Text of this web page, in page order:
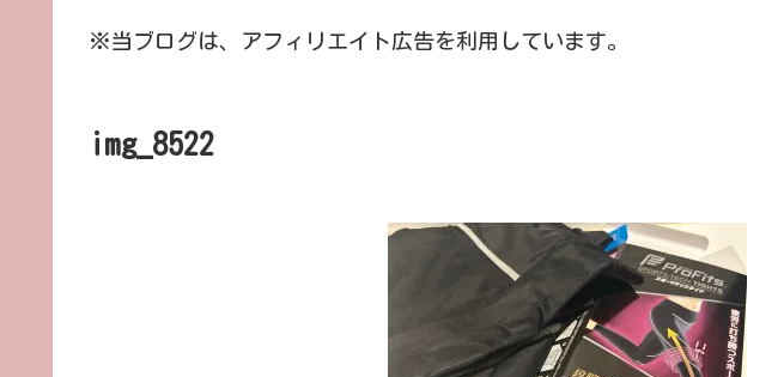
※当ブログは、アフィリエイト広告を利用しています。
img_8522